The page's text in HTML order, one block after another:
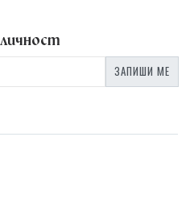
ЗАПИШИ МЕ